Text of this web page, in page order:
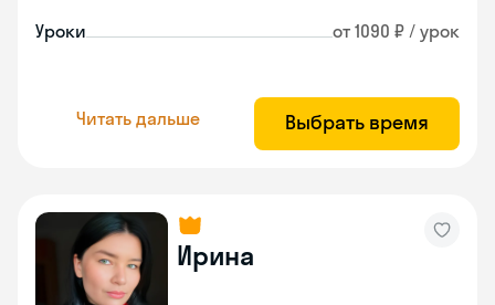
Уроки от 1090 ₽ / урок
Читать дальше Выбрать время
Ирина